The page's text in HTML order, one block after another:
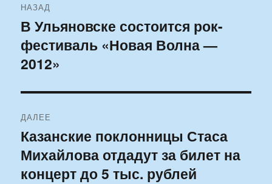
по
записям
НАЗАД
Предыдущая
запись:
В Ульяновске состоится рок-
фестиваль «Новая Волна —
2012»
ДАЛЕЕ
Следующая
запись:
Казанские поклонницы Стаса
Михайлова отдадут за билет на
концерт до 5 тыс. рублей